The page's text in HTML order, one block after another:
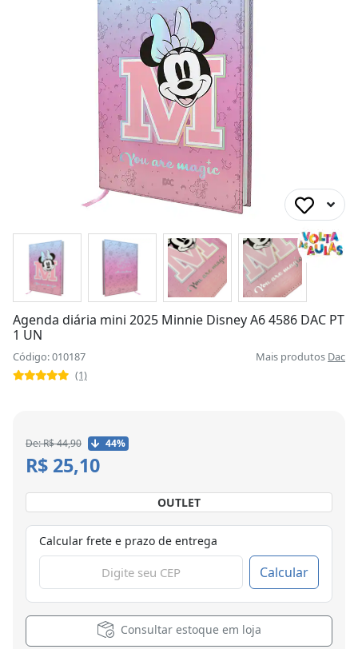
Agenda diária mini 2025 Minnie Disney A6 4586 DAC PT
1 UN
Código: 010187 Mais produtos Dac
(1)
De: R$ 44,90 44%
R$ 25,10
OUTLET
Calcular frete e prazo de entrega
Calcular
Consultar estoque em loja